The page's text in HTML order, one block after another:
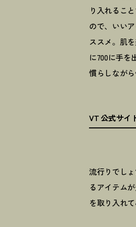
り入れるこ
ので、いい
ススメ。肌
に700に手を
慣らしながら
VT 公式サイ
流行りでし
るアイテム
を取り入れ